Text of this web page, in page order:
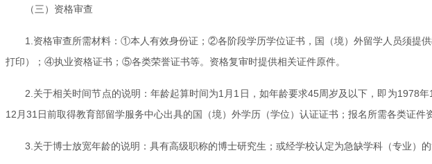
（三）资格审查
1.资格审查所需材料：①本人有效身份证；②各阶段学历学位证书，国（境）外留学人员须提
打印）；④执业资格证书；⑤各类荣誉证书等。资格复审时提供相关证件原件。
2.关于相关时间节点的说明：年龄起算时间为1月1日，如年龄要求45周岁及以下，即为1978
12月31日前取得教育部留学服务中心出具的国（境）外学历（学位）认证证书；报名所需各类证
3.关于博士放宽年龄的说明：具有高级职称的博士研究生；或经学校认定为急缺学科（专业）